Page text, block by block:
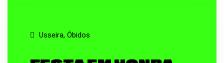
Usseira, Óbidos